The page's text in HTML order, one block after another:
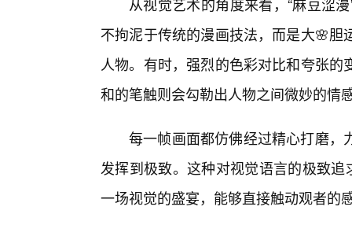
不拘泥于传统的漫画技法，而是大🌸
人物。有时，强烈的色彩对比和夸张
和的笔触则会勾勒出人物之间微妙的情
每一帧画面都仿佛经过精心打磨，
发挥到极致。这种对视觉语言的极致
一场视觉的盛宴，能够直接触动观者的